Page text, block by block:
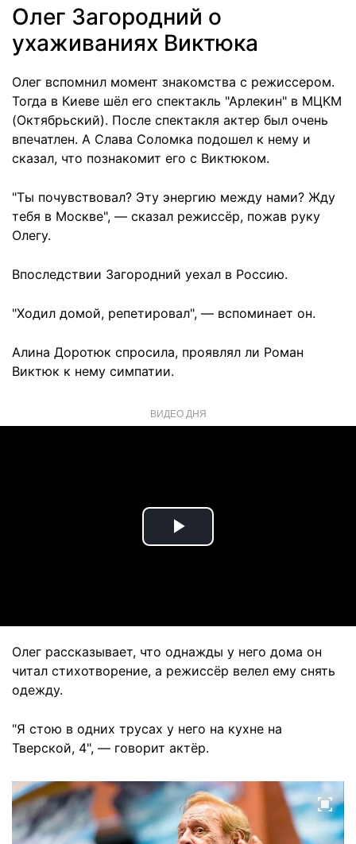
Олег Загородний о
ухаживаниях Виктюка
Олег вспомнил момент знакомства с режиссером.
Тогда в Киеве шёл его спектакль "Арлекин" в МЦКМ
(Октябрьский). После спектакля актер был очень
впечатлен. А Слава Соломка подошел к нему и
сказал, что познакомит его с Виктюком.
"Ты почувствовал? Эту энергию между нами? Жду
тебя в Москве", — сказал режиссёр, пожав руку
Олегу.
Впоследствии Загородний уехал в Россию.
"Ходил домой, репетировал", — вспоминает он.
Алина Доротюк спросила, проявлял ли Роман
Виктюк к нему симпатии.
ВИДЕО ДНЯ
Play
Олег рассказывает, что однажды у него дома он
читал стихотворение, а режиссёр велел ему снять
одежду.
"Я стою в одних трусах у него на кухне на
Тверской, 4", — говорит актёр.